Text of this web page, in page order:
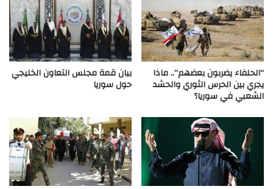
“الحلفاء يضربون بعضهم”.. ماذا
يجري بين الحرس الثوري والحشد
الشعبي في سوريا؟
بيان قمة مجلس التعاون الخليجي
حول سوريا